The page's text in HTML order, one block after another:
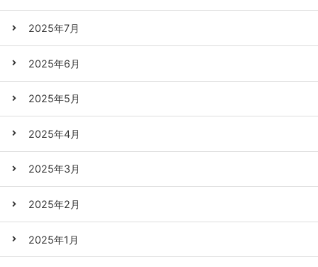
2025年7月
2025年6月
2025年5月
2025年4月
2025年3月
2025年2月
2025年1月